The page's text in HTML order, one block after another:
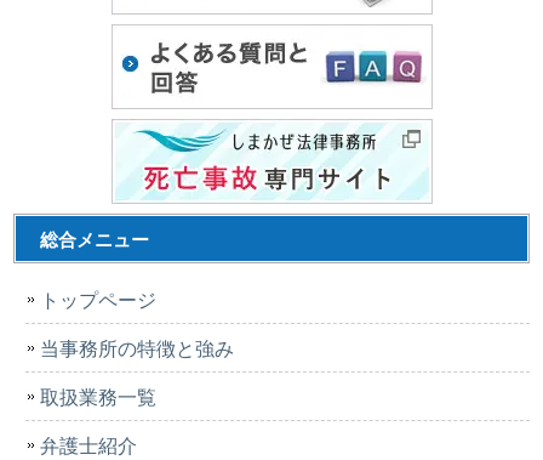
総合メニュー
トップページ
当事務所の特徴と強み
取扱業務一覧
弁護士紹介